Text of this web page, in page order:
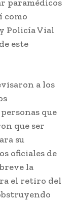
paramédicos
como
Policía Vial
este
a los
que
que ser
su
oficiales de
la
el retiro del